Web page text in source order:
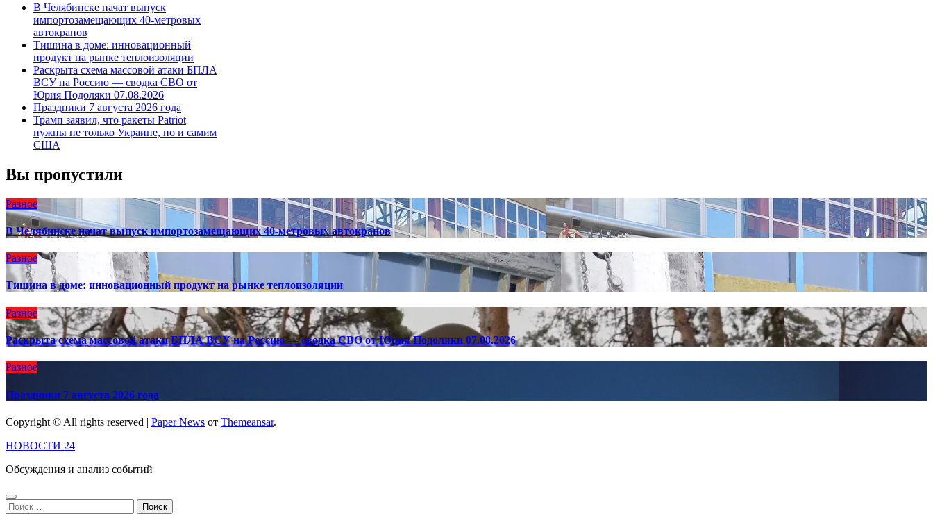
В Челябинске начат выпуск
импортозамещающих 40-метровых
автокранов
Тишина в доме: инновационный
продукт на рынке теплоизоляции
Раскрыта схема массовой атаки БПЛА
ВСУ на Россию — сводка СВО от
Юрия Подоляки 07.08.2026
Праздники 7 августа 2026 года
Трамп заявил, что ракеты Patriot
нужны не только Украине, но и самим
США
Вы пропустили
Разное
В Челябинске начат выпуск импортозамещающих 40-метровых автокранов
Разное
Тишина в доме: инновационный продукт на рынке теплоизоляции
Разное
Раскрыта схема массовой атаки БПЛА ВСУ на Россию — сводка СВО от Юрия Подоляки 07.08.2026
Разное
Праздники 7 августа 2026 года
Copyright © All rights reserved | Paper News от Themeansar.
НОВОСТИ 24
Обсуждения и анализ событий
Найти: